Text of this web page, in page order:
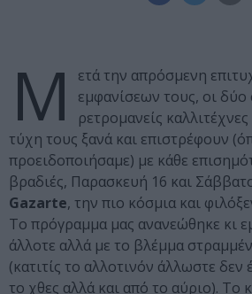
Μ
ετά την απρόσμενη
εμφανίσεων τους, οι
ρετρομανείς
τύχη τους ξανά και επιστρέφουν
προειδοποιήσαμε) με κάθε
βραδιές, Παρασκευή 16 και
Gazarte, την πιο κόσμια και
Το πρόγραμμα μας ανανεώθηκε κι
άλλοτε αλλά με το βλέμμα
(κατιτίς το αλλοτινόν άλλωστε
το χθες αλλά και από το αύριο). Το